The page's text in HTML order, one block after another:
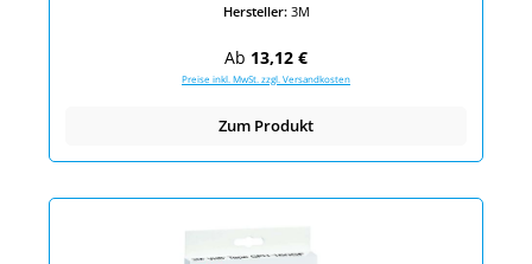
Hersteller: 3M
Regulärer Preis:
Ab 13,12 €
Preise inkl. MwSt. zzgl. Versandkosten
Zum Produkt